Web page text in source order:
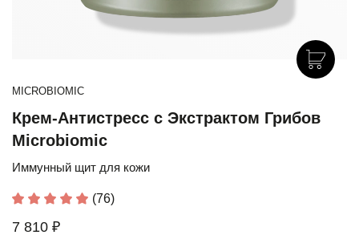
MICROBIOMIC
Крем-Антистресс с Экстрактом Грибов
Microbiomic
Иммунный щит для кожи
(76)
7 810 ₽